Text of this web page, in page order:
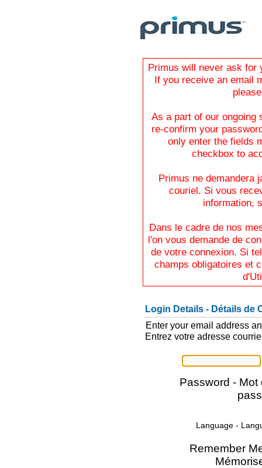
Primus will never ask for
If you receive an email
As a part of our ongoing
re-confirm your
only enter the fields
checkbox to
Primus ne demandera
couriel. Si vous
information,
Dans le cadre de nos
l'on vous demande de
de votre connexion. Si
champs obligatoires et
Login Details - Détails de
Enter your email address
Entrez votre adresse
Password - Mot
Language -
Remember